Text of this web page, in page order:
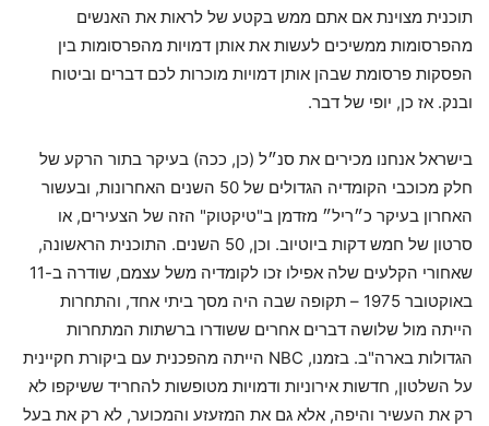
תוכנית מצוינת אם אתם ממש בקטע של לראות את האנשים
מהפרסומות ממשיכים לעשות את אותן דמויות מהפרסומות בין
הפסקות פרסומת שבהן אותן דמויות מוכרות לכם דברים וביטוח
ובנק. אז כן, יופי של דבר.
בישראל אנחנו מכירים את סנ״ל (כן, ככה) בעיקר בתור הרקע של
חלק מכוכבי הקומדיה הגדולים של 50 השנים האחרונות, ובעשור
האחרון בעיקר כ״ריל״ מזדמן ב"טיקטוק" הזה של הצעירים, או
סרטון של חמש דקות ביוטיוב. וכן, 50 השנים. התוכנית הראשונה,
שאחורי הקלעים שלה אפילו זכו לקומדיה משל עצמם, שודרה ב-11
באוקטובר 1975 – תקופה שבה היה מסך ביתי אחד, והתחרות
הייתה מול שלושה דברים אחרים ששודרו ברשתות המתחרות
הגדולות בארה"ב. בזמנו, NBC הייתה מהפכנית עם ביקורת חקיינית
על השלטון, חדשות אירוניות ודמויות מטופשות להחריד ששיקפו לא
רק את העשיר והיפה, אלא גם את המזעזע והמכוער, לא רק את בעל